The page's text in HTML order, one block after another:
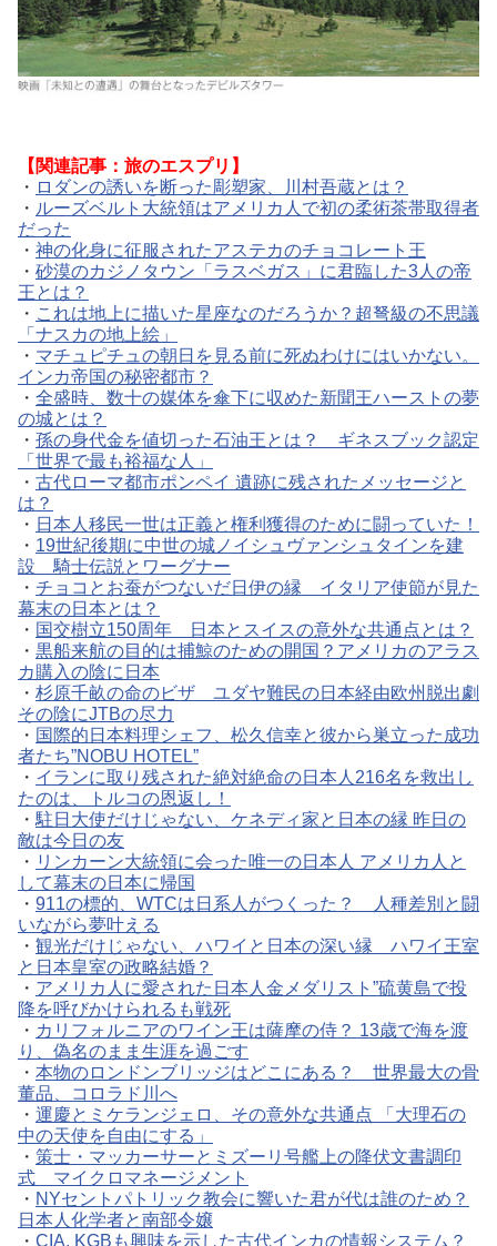
【関連記事：旅のエスプリ】
・ ロダンの誘いを断った彫塑家、川村吾蔵とは？
・ ルーズベルト大統領はアメリカ人で初の柔術茶帯取得者
だった
・ 神の化身に征服されたアステカのチョコレート王
・ 砂漠のカジノタウン「ラスベガス」に君臨した3人の帝
王とは？
・ これは地上に描いた星座なのだろうか？超弩級の不思議
「ナスカの地上絵」
・ マチュピチュの朝日を見る前に死ぬわけにはいかない。
インカ帝国の秘密都市？
・ 全盛時、数十の媒体を傘下に収めた新聞王ハーストの夢
の城とは？
・ 孫の身代金を値切った石油王とは？ ギネスブック認定
「世界で最も裕福な人」
・ 古代ローマ都市ポンペイ 遺跡に残されたメッセージと
は？
・ 日本人移民一世は正義と権利獲得のために闘っていた！
・ 19世紀後期に中世の城ノイシュヴァンシュタインを建
設 騎士伝説とワーグナー
・ チョコとお蚕がつないだ日伊の縁 イタリア使節が見た
幕末の日本とは？
・ 国交樹立150周年 日本とスイスの意外な共通点とは？
・ 黒船来航の目的は捕鯨のための開国？アメリカのアラス
カ購入の陰に日本
・ 杉原千畝の命のビザ ユダヤ難民の日本経由欧州脱出劇
その陰にJTBの尽力
・ 国際的日本料理シェフ、松久信幸と彼から巣立った成功
者たち”NOBU HOTEL”
・ イランに取り残された絶対絶命の日本人216名を救出し
たのは、トルコの恩返し！
・ 駐日大使だけじゃない、ケネディ家と日本の縁 昨日の
敵は今日の友
・ リンカーン大統領に会った唯一の日本人 アメリカ人と
して幕末の日本に帰国
・ 911の標的、WTCは日系人がつくった？ 人種差別と闘
いながら夢叶える
・ 観光だけじゃない、ハワイと日本の深い縁 ハワイ王室
と日本皇室の政略結婚？
・ アメリカ人に愛された日本人金メダリスト”硫黄島で投
降を呼びかけられるも戦死
・ カリフォルニアのワイン王は薩摩の侍？ 13歳で海を渡
り、偽名のまま生涯を過ごす
・ 本物のロンドンブリッジはどこにある？ 世界最大の骨
董品、コロラド川へ
・ 運慶とミケランジェロ、その意外な共通点 「大理石の
中の天使を自由にする」
・ 策士・マッカーサーとミズーリ号艦上の降伏文書調印
式 マイクロマネージメント
・ NYセントパトリック教会に響いた君が代は誰のため？
日本人化学者と南部令嬢
・ CIA, KGBも興味を示した古代インカの情報システム？